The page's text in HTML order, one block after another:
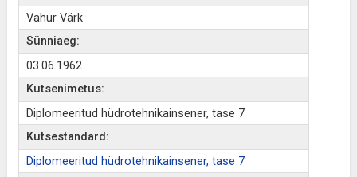
Vahur Värk
Sünniaeg:
03.06.1962
Kutsenimetus:
Diplomeeritud hüdrotehnikainsener, tase 7
Kutsestandard:
Diplomeeritud hüdrotehnikainsener, tase 7